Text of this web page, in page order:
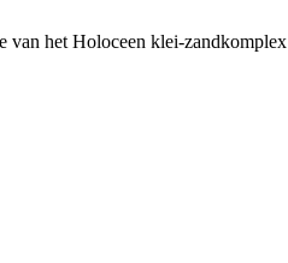
van het Holoceen klei-zandkomplex